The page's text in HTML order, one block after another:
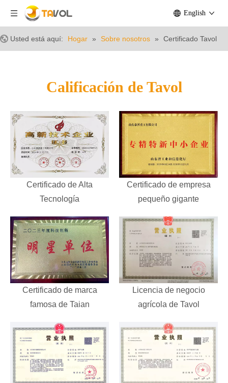
English
Usted está aquí: Hogar » Sobre nosotros » Certificado Tavol
Calificación de Tavol
Certificado de Alta
Tecnología
Certificado de empresa
pequeño gigante
Certificado de marca
famosa de Taian
Licencia de negocio
agrícola de Tavol